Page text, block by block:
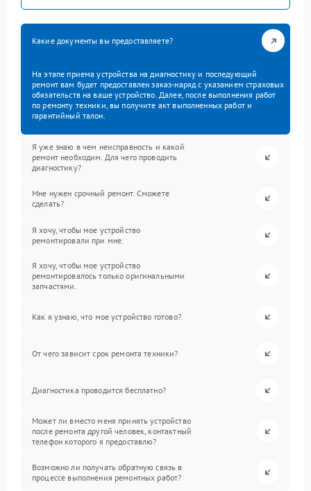
Какие документы вы предоставляете?
На этапе приема устройства на диагностику и последующий
ремонт вам будет предоставлен заказ-наряд с указанием страховых
обязательств на ваше устройство. Далее, после выполнения работ
по ремонту техники, вы получите акт выполненных работ и
гарантийный талон.
Я уже знаю в чем неисправность и какой
ремонт необходим. Для чего проводить
диагностику?
Мне нужен срочный ремонт. Сможете
сделать?
Я хочу, чтобы мое устройство
ремонтировали при мне.
Я хочу, чтобы мое устройство
ремонтировалось только оригинальными
запчастями.
Как я узнаю, что мое устройство готово?
От чего зависит срок ремонта техники?
Диагностика проводится бесплатно?
Может ли вместо меня принять устройство
после ремонта другой человек, контактный
телефон которого я предоставлю?
Возможно ли получать обратную связь в
процессе выполнения ремонтных работ?